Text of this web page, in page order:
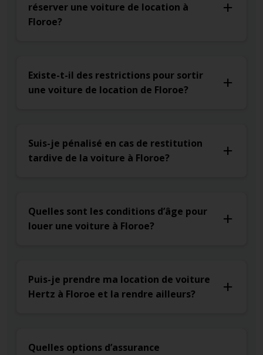
réserver une voiture de location à
Floroe?
Existe-t-il des restrictions pour sortir
une voiture de location de Floroe?
Suis-je pénalisé en cas de restitution
tardive de la voiture à Floroe?
Quelles sont les conditions d’âge pour
louer une voiture à Floroe?
Puis-je prendre ma location de voiture
Hertz à Floroe et la rendre ailleurs?
Quelles options d’assurance